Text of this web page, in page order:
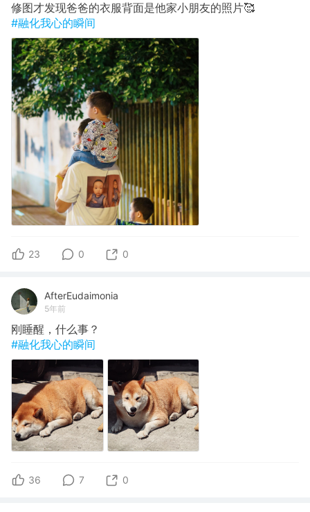
修图才发现爸爸的衣服背面是他家小朋友的照片🥰
#融化我心的瞬间
23 0 0
AfterEudaimonia
5年前
刚睡醒，什么事？
#融化我心的瞬间
36 7 0